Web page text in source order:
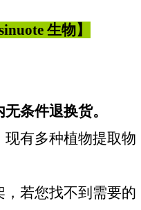
生物】
条件退换货。
有多种植物提取物
，若您找不到需要的